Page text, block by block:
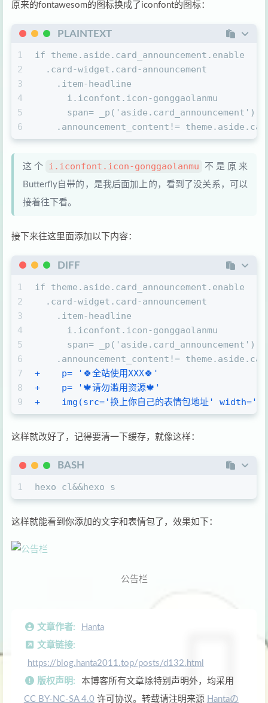
原来的fontawesom的图标换成了iconfont的图标：
PLAINTEXT
1
2
3
4
5
6
if theme.aside.card_announcement.enable
  .card-widget.card-announcement
    .item-headline
      i.iconfont.icon-gonggaolanmu
      span= _p('aside.card_announcement')
.announcement_content!=
这个 i.iconfont.icon-gonggaolanmu
不是原来
Butterfly自带的，是我后面加上的，看到了没关系，可以
接着往下看。
接下来往这里面添加以下内容：
DIFF
1
2
3
4
5
6
7
8
9
if theme.aside.card_announcement.enable
  .card-widget.card-announcement
    .item-headline
      i.iconfont.icon-gonggaolanmu
      span= _p('aside.card_announcement')
.announcement_content!=
+    p= '🍀全站使用XXX🍀'
+    p= '🍁请勿滥用资源🍁'
+    img(src='换上你自己的表情包地址'
这样就改好了，记得要清一下缓存，就像这样：
BASH
1 hexo cl&&hexo s
这样就能看到你添加的文字和表情包了，效果如下：
公告栏
文章作者:
Hanta
文章链接:
https://blog.hanta2011.top/posts/d132.html
版权声明:
本博客所有文章除特别声明外，均采用
CC BY-NC-SA 4.0许可协议。转载请注明来源 Hantaの